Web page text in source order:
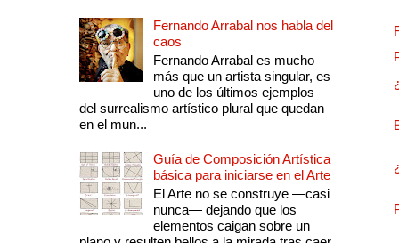
Fernando Arrabal nos habla del
caos
Fernando Arrabal es mucho
más que un artista singular, es
uno de los últimos ejemplos
del surrealismo artístico plural que quedan
en el mun...
Guía de Composición Artística
básica para iniciarse en el Arte
El Arte no se construye —casi
nunca— dejando que los
elementos caigan sobre un